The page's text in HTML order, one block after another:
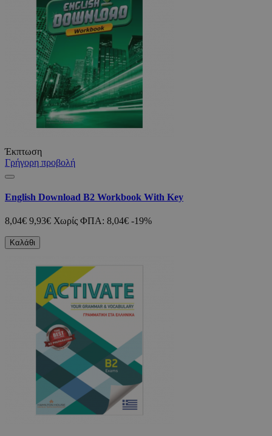
Έκπτωση
Γρήγορη προβολή
English Download B2 Workbook With Key
8,04€ 9,93€ Χωρίς ΦΠΑ: 8,04€ -19%
Καλάθι